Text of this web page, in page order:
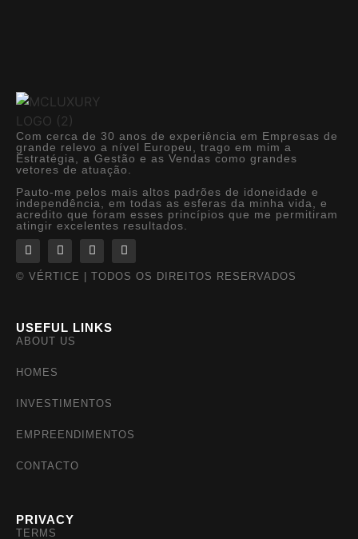
Com cerca de 30 anos de experiência em Empresas de
grande relevo a nível Europeu, trago em mim a
Estratégia, a Gestão e as Vendas como grandes
vetores de atuação.
Pauto-me pelos mais altos padrões de idoneidade e
independência, em todas as esferas da minha vida, e
acredito que foram esses princípios que me permitiram
atingir excelentes resultados.
© VÉRTICE | TODOS OS DIREITOS RESERVADOS
USEFUL LINKS
ABOUT US
HOMES
INVESTIMENTOS
EMPREENDIMENTOS
CONTACTO
PRIVACY
TERMS